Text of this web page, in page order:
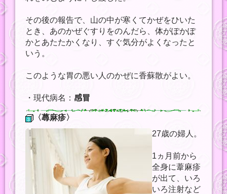
その後の報告で、山の中が寒くてかぜをひいた
とき、あのかぜぐすりをのんだら、体がぽかぽ
かとあたたかくなり、すぐ気分がよくなったと
いう。
このような胃の悪い人のかぜに香蘇散がよい。
・現代病名： 感冒
〈蕁麻疹〉
27歳の婦人。
1ヵ月前から
全身に葦麻疹
が出て、いろ
いろ注射など